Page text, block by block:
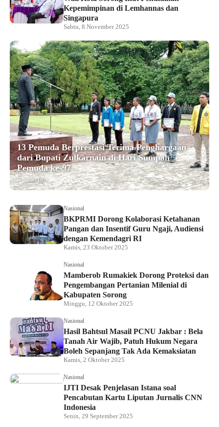
Kepemimpinan di Lemhannas dan
Singapura
Sabtu, 8 November 2025
13 Pemuda Berprestasi Terima Penghargaan
dari Bupati Zulkarnain di Hari Sumpah
Pemuda ke-97
9 bulan lalu
Nasional
BKPRMI Dorong Kolaborasi Ketahanan
Pangan dan Insentif Guru Ngaji, Audiensi
dengan Kemendagri RI
Kamis, 23 Oktober 2025
Nasional
Mamberob Rumakiek Dorong Proteksi dan
Pengembangan Pertanian Milenial di
Kabupaten Sorong
Minggu, 12 Oktober 2025
Nasional
Hasil Bahtsul Masail PCNU Jakbar : Bela
Tanah Air Wajib, Patuh Hukum Negara
Boleh Sepanjang Tak Ada Kemaksiatan
Kamis, 2 Oktober 2025
Nasional
IJTI Desak Penjelasan Istana soal
Pencabutan Kartu Liputan Jurnalis CNN
Indonesia
Senin, 29 September 2025